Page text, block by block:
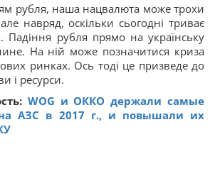
рубля, наша нацвалюта може трохи
навряд, оскільки сьогодні триває
Падіння рубля прямо на українську
На ній може позначитися криза
ринках. Ось тоді це призведе до
і ресурси.
WOG и ОККО держали самые
АЗС в 2017 г., и повышали их